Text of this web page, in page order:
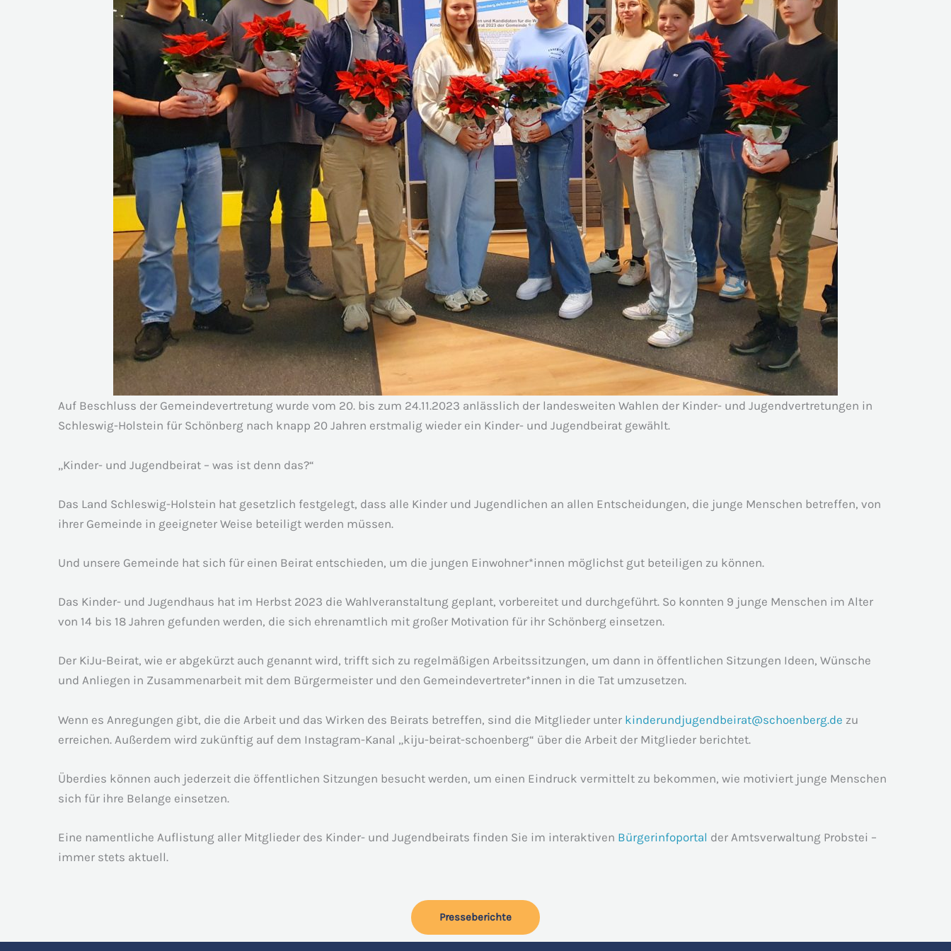
Auf Beschluss der Gemeindevertretung wurde vom 20. bis zum 24.11.2023 anlässlich der landesweiten Wahlen der Kinder- und Jugendvertretungen in
Schleswig-Holstein für Schönberg nach knapp 20 Jahren erstmalig wieder ein Kinder- und Jugendbeirat gewählt.
„Kinder- und Jugendbeirat – was ist denn das?“
Das Land Schleswig-Holstein hat gesetzlich festgelegt, dass alle Kinder und Jugendlichen an allen Entscheidungen, die junge Menschen betreffen, von
ihrer Gemeinde in geeigneter Weise beteiligt werden müssen.
Und unsere Gemeinde hat sich für einen Beirat entschieden, um die jungen Einwohner*innen möglichst gut beteiligen zu können.
Das Kinder- und Jugendhaus hat im Herbst 2023 die Wahlveranstaltung geplant, vorbereitet und durchgeführt. So konnten 9 junge Menschen im Alter
von 14 bis 18 Jahren gefunden werden, die sich ehrenamtlich mit großer Motivation für ihr Schönberg einsetzen.
Der KiJu-Beirat, wie er abgekürzt auch genannt wird, trifft sich zu regelmäßigen Arbeitssitzungen, um dann in öffentlichen Sitzungen Ideen, Wünsche
und Anliegen in Zusammenarbeit mit dem Bürgermeister und den Gemeindevertreter*innen in die Tat umzusetzen.
Wenn es Anregungen gibt, die die Arbeit und das Wirken des Beirats betreffen, sind die Mitglieder unter kinderundjugendbeirat@schoenberg.de zu
erreichen. Außerdem wird zukünftig auf dem Instagram-Kanal „kiju-beirat-schoenberg“ über die Arbeit der Mitglieder berichtet.
Überdies können auch jederzeit die öffentlichen Sitzungen besucht werden, um einen Eindruck vermittelt zu bekommen, wie motiviert junge Menschen
sich für ihre Belange einsetzen.
Eine namentliche Auflistung aller Mitglieder des Kinder- und Jugendbeirats finden Sie im interaktiven Bürgerinfoportal der Amtsverwaltung Probstei –
immer stets aktuell.
Presseberichte